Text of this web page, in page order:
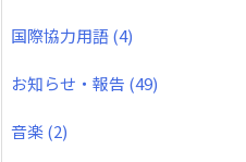
国際協力用語(4)
お知らせ・報告 (49)
音楽(2)